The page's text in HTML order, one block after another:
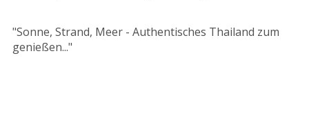
"Sonne, Strand, Meer - Authentisches Thailand zum
genießen..."